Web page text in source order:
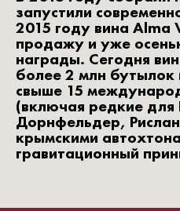
запустили
2015 году вина Alma
продажу и уже
награды. Сегодня
более 2 млн
свыше 15
(включая редкие для
Дорнфельдер,
крымскими
гравитационный